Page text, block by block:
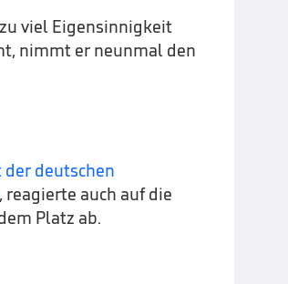
viel Eigensinnigkeit
nimmt er neunmal den
deutschen
, reagierte auch auf die
Platz ab.